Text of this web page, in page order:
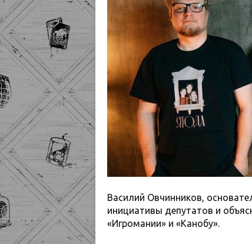
Василий Овчинников,
инициативы депутатов и
«Игромании» и «Канобу».